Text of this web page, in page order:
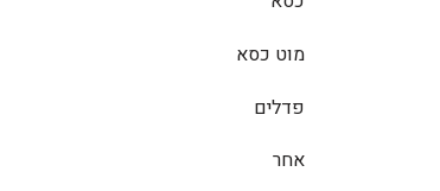
מוט כסא
פדלים
אחר